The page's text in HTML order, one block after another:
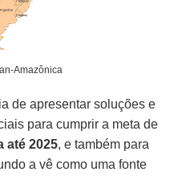
Amazônica
de apresentar soluções e
para cumprir a meta de
até 2025, e também para
a vê como uma fonte